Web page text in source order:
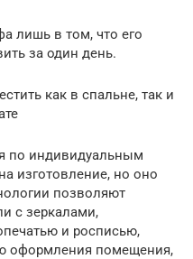
лишь в том, что его
за один день.
как в спальне, так и
по индивидуальным
изготовление, но оно
позволяют
с зеркалами,
и росписью,
оформления помещения,